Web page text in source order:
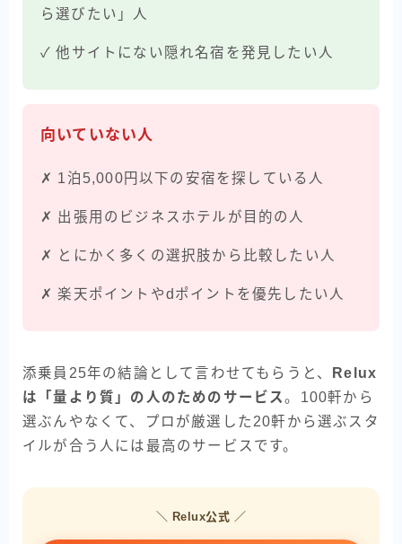
ら選びたい」人
✓ 他サイトにない隠れ名宿を発見したい人
向いていない人
✗ 1泊5,000円以下の安宿を探している人
✗ 出張用のビジネスホテルが目的の人
✗ とにかく多くの選択肢から比較したい人
✗ 楽天ポイントやdポイントを優先したい人
添乗員25年の結論として言わせてもらうと、
Relux
は「量より質」の人のためのサービス。100軒から
選ぶんやなくて、プロが厳選した20軒から選ぶスタ
イルが合う人には最高のサービスです。
＼ Relux公式 ／